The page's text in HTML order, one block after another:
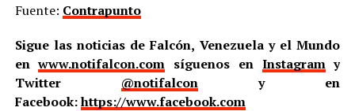
Fuente: Contrapunto
Sigue las noticias de Falcón, Venezuela y el Mundo
enwww.notifalcon.com síguenos en Instagramy
Twitter @notifalcony en
Facebook:https://www.facebook.com